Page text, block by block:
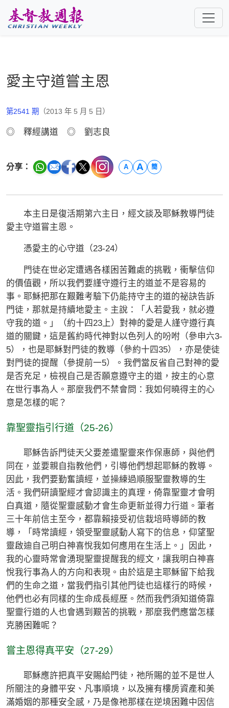
愛主守道嘗主恩
第2541 期 （2013 年 5 月 5 日）
◎ 釋經講道 ◎ 劉志良
分享： A A 簡
本主日是復活期第六主日，經文談及耶穌教導門徒
愛主守道嘗主恩。
憑愛主的心守道（23-24）
門徒在世必定遭遇各樣困苦難處的挑戰，衝擊信仰
的價值觀，所以我們要謹守遵行主的道並不是容易的
事。耶穌把那在艱難考驗下仍能持守主的道的祕訣告訴
門徒，那就是持續地愛主。主說：「人若愛我，就必遵
守我的道。」（約十四23上）對神的愛是人謹守遵行真
道的關鍵，這是舊約時代神對以色列人的吩咐（參申六3-
5），也是耶穌對門徒的教導（參約十四35），亦是使徒
對門徒的提醒（參提前一5）。我們當反省自己對神的愛
是否充足，檢視自己是否願意遵守主的道，按主的心意
在世行事為人。那麼我們不禁會問：我如何曉得主的心
意是怎樣的呢？
靠聖靈指引行道（25-26）
耶穌告訴門徒天父要差遣聖靈來作保惠師，與他們
同在，並要親自指教他們，引導他們想起耶穌的教導。
因此，我們要勤奮讀經，並操練過順服聖靈教導的生
活。我們研讀聖經才會認識主的真理，倚靠聖靈才會明
白真道，隨從聖靈感動才會生命更新並得力行道。筆者
三十年前信主至今，都靠賴接受初信栽培時導師的教
導，「時常讀經，領受聖靈感動人寫下的信息，仰望聖
靈啟迪自己明白神喜悅我如何應用在生活上。」因此，
我的心靈時常會湧現聖靈提醒我的經文，讓我明白神喜
悅我行事為人的方向和表現。由於這是主耶穌留下給我
們的生命之道，當我們指引其他門徒也這樣行的時候，
他們也必有同樣的生命成長經歷。然而我們須知道倚靠
聖靈行道的人也會遇到艱苦的挑戰，那麼我們應當怎樣
克勝困難呢？
嘗主恩得真平安（27-29）
耶穌應許把真平安賜給門徒，祂所賜的並不是世人
所關注的身體平安、凡事順境，以及擁有樓房資產和美
滿婚姻的那種安全感，乃是像祂那樣在逆境困難中因信